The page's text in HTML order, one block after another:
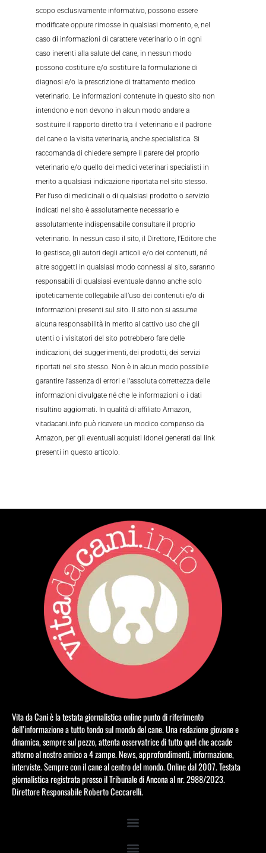
scopo esclusivamente informativo, possono essere
modificate oppure rimosse in qualsiasi momento, e, nel
caso di informazioni di carattere veterinario o in ogni
caso inerenti alla salute del cane, in nessun modo
possono costituire e/o sostituire la formulazione di
diagnosi e/o la prescrizione di trattamento medico
veterinario. Le informazioni contenute in questo sito non
intendono e non devono in alcun modo andare a
sostituire il rapporto diretto tra il veterinario e il padrone
del cane o la visita veterinaria, anche specialistica. Si
raccomanda di chiedere sempre il parere del proprio
veterinario e/o quello dei medici veterinari specialisti in
merito a qualsiasi indicazione riportata nel sito stesso.
Per l’uso di medicinali o di qualsiasi prodotto o servizio
indicati nel sito è assolutamente necessario e
assolutamente indispensabile consultare il proprio
veterinario. In nessun caso il sito, il Direttore, l’Editore che
lo gestisce, gli autori degli articoli e/o dei contenuti, né
altre soggetti in qualsiasi modo connessi al sito, saranno
responsabili di qualsiasi eventuale danno anche solo
ipoteticamente collegabile all’uso dei contenuti e/o di
informazioni presenti sul sito. Il sito non si assume
alcuna responsabilità in merito al cattivo uso che gli
utenti o i visitatori del sito potrebbero fare delle
indicazioni, dei suggerimenti, dei prodotti, dei servizi
riportati nel sito stesso. Non è in alcun modo possibile
garantire l’assenza di errori e l’assoluta correttezza delle
informazioni divulgate né che le informazioni o i dati
risultino aggiornati. In qualità di affiliato Amazon,
vitadacani.info può ricevere un modico compenso da
Amazon, per gli eventuali acquisti idonei generati dai link
presenti in questo articolo.
Vita da Cani è la testata giornalistica online punto di riferimento
dell’informazione a tutto tondo sul mondo del cane. Una redazione giovane e
dinamica, sempre sul pezzo, attenta osservatrice di tutto quel che accade
attorno al nostro amico a 4 zampe. News, approfondimenti, informazione,
interviste. Sempre con il cane al centro del mondo. Online dal 2007. Testata
giornalistica registrata presso il Tribunale di Ancona al nr. 2988/2023.
Direttore Responsabile Roberto Ceccarelli.